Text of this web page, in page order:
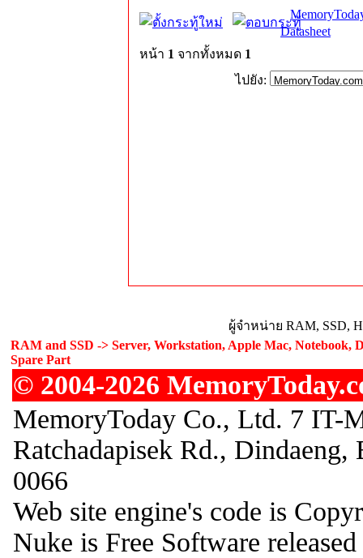
Datasheet
หน้า 1 จากทั้งหมด 1
ไปยัง:
ผู้จำหน่าย RAM, SSD,
RAM and SSD -> Server, Workstation, Apple Mac, Notebook,
Spare Part
© 2004-2026
MemoryToday Co., Ltd. 7 IT-
Ratchadapisek Rd.,
0066
Web site engine's code is
Nuke is Free Software